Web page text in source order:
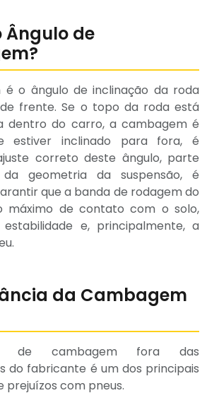
Ângulo de
é o ângulo de inclinação da roda
frente. Se o topo da roda está
dentro do carro, a cambagem é
estiver inclinado para fora, é
correto deste ângulo, parte
da geometria da suspensão, é
que a banda de rodagem do
máximo de contato com o solo,
e, principalmente, a
da Cambagem
de cambagem fora das
do fabricante é um dos principais
prejuízos com pneus.